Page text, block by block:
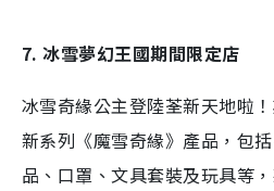
7. 冰雪夢幻王國期間限定店
冰雪奇緣公主登陸荃新天地啦
新系列《魔雪奇緣》產品，包
品、口罩、文具套裝及玩具等